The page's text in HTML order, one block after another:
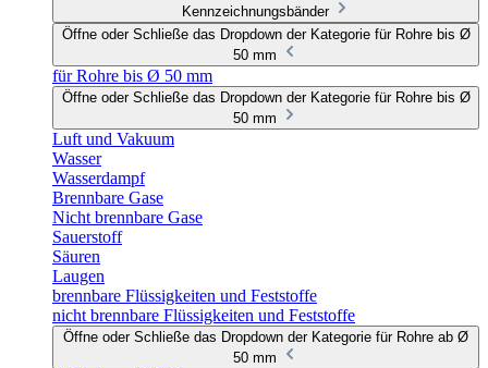
Kennzeichnungsbänder
Öffne oder Schließe das Dropdown der Kategorie für Rohre bis Ø
50 mm
für Rohre bis Ø 50 mm
Öffne oder Schließe das Dropdown der Kategorie für Rohre bis Ø
50 mm
Luft und Vakuum
Wasser
Wasserdampf
Brennbare Gase
Nicht brennbare Gase
Sauerstoff
Säuren
Laugen
brennbare Flüssigkeiten und Feststoffe
nicht brennbare Flüssigkeiten und Feststoffe
Öffne oder Schließe das Dropdown der Kategorie für Rohre ab Ø
50 mm